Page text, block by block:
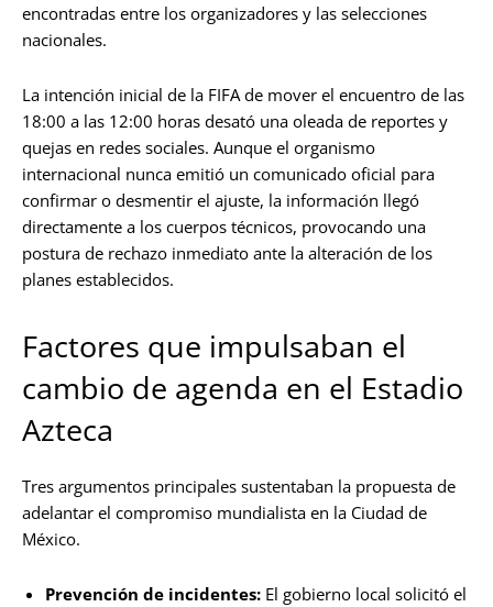
encontradas entre los organizadores y las selecciones
nacionales.
La intención inicial de la FIFA de mover el encuentro de las
18:00 a las 12:00 horas desató una oleada de reportes y
quejas en redes sociales. Aunque el organismo
internacional nunca emitió un comunicado oficial para
confirmar o desmentir el ajuste, la información llegó
directamente a los cuerpos técnicos, provocando una
postura de rechazo inmediato ante la alteración de los
planes establecidos.
Factores que impulsaban el
cambio de agenda en el Estadio
Azteca
Tres argumentos principales sustentaban la propuesta de
adelantar el compromiso mundialista en la Ciudad de
México.
Prevención de incidentes: El gobierno local solicitó el